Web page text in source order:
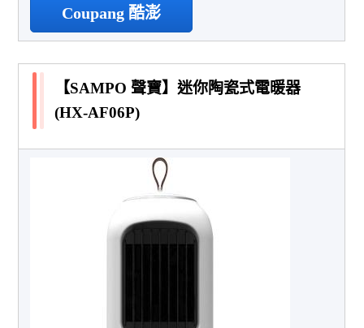
Coupang 酷澎
【SAMPO 聲寶】迷你陶瓷式電暖器
(HX-AF06P)